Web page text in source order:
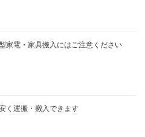
家電・家具搬入にはご注意ください
く運搬・搬入できます